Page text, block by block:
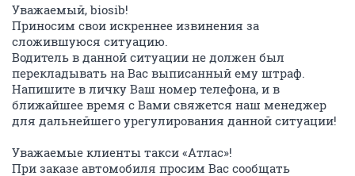
Уважаемый, biosib!
Приносим свои искреннее извинения за
сложившуюся ситуацию.
Водитель в данной ситуации не должен был
перекладывать на Вас выписанный ему штраф.
Напишите в личку Ваш номер телефона, и в
ближайшее время с Вами свяжется наш менеджер
для дальнейшего урегулирования данной ситуации!
Уважаемые клиенты такси «Атлас»!
При заказе автомобиля просим Вас сообщать